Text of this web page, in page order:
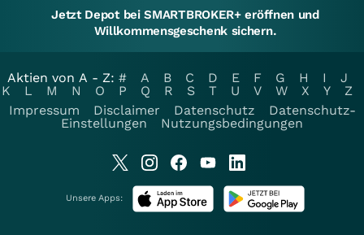
Jetzt Depot bei SMARTBROKER+ eröffnen und
Willkommensgeschenk sichern.
Aktien von A - Z: # A B C D E F G H I
J
K
L M N O P Q R S T U V W X Y
Z
Impressum
Disclaimer Datenschutz
Datenschutz-
Einstellungen
Nutzungsbedingungen
Unsere Apps: